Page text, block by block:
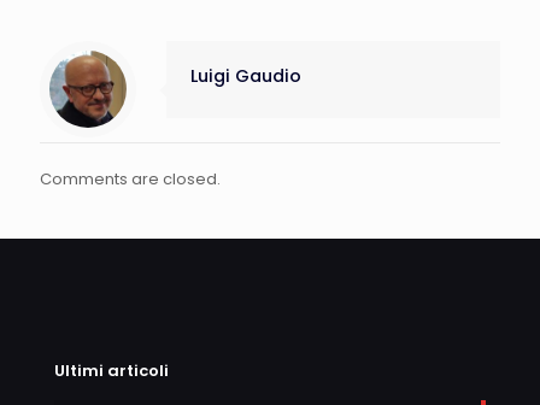
Luigi Gaudio
Comments are closed.
Ultimi articoli